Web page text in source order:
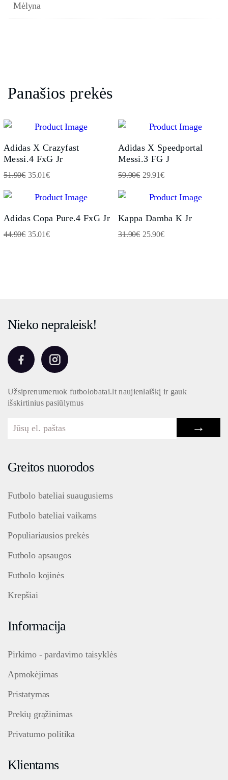
Mėlyna
Panašios prekės
Adidas X Crazyfast
Messi.4 FxG Jr
51.90€ 35.01€
Adidas X Speedportal
Messi.3 FG J
59.90€ 29.91€
Adidas Copa Pure.4 FxG Jr
44.90€ 35.01€
Kappa Damba K Jr
31.90€ 25.90€
Nieko nepraleisk!
Užsiprenumeruok futbolobatai.lt naujienlaiškį ir gauk
išskirtinius pasiūlymus
→
Greitos nuorodos
Futbolo bateliai suaugusiems
Futbolo bateliai vaikams
Populiariausios prekės
Futbolo apsaugos
Futbolo kojinės
Krepšiai
Informacija
Pirkimo - pardavimo taisyklės
Apmokėjimas
Pristatymas
Prekių grąžinimas
Privatumo politika
Klientams